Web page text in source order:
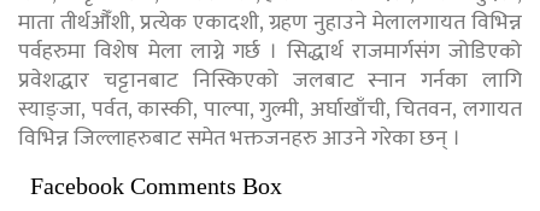
माता तीर्थऔँशी, प्रत्येक एकादशी, ग्रहण नुहाउने मेलालगायत विभिन्न
पर्वहरुमा विशेष मेला लाग्ने गर्छ । सिद्धार्थ राजमार्गसंग जोडिएको
प्रवेशद्धार चट्टानबाट निस्किएको जलबाट स्नान गर्नका लागि
स्याङ्जा, पर्वत, कास्की, पाल्पा, गुल्मी, अर्घाखाँची, चितवन, लगायत
विभिन्न जिल्लाहरुबाट समेत भक्तजनहरु आउने गरेका छन् ।
Facebook Comments Box